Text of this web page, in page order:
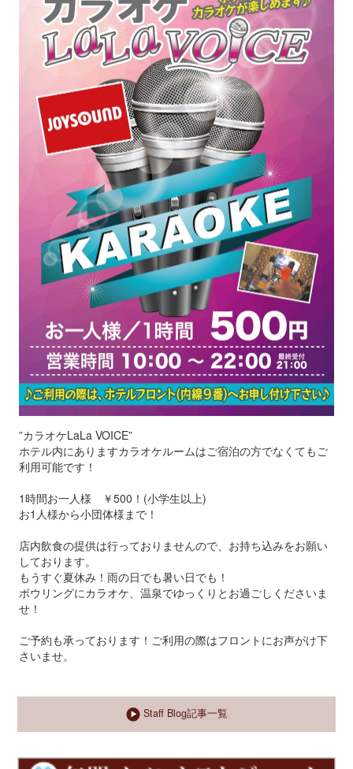
”カラオケLaLa VOICE”
ホテル内にありますカラオケルームはご宿泊の方でなくてもご
利用可能です！
1時間お一人様 ￥500！(小学生以上)
お1人様から小団体様まで！
店内飲食の提供は行っておりませんので、お持ち込みをお願い
しております。
もうすぐ夏休み！雨の日でも暑い日でも！
ボウリングにカラオケ、温泉でゆっくりとお過ごしくださいま
せ！
ご予約も承っております！ご利用の際はフロントにお声がけ下
さいませ。
Staff Blog記事一覧